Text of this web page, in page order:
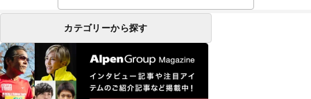
カテゴリーから探す